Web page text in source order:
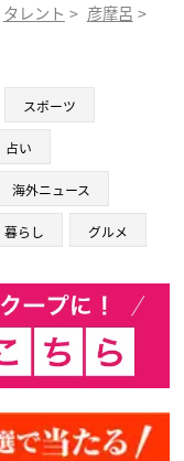
タレント > 彦摩呂 >
スポーツ
占い
海外ニュース
暮らし グルメ